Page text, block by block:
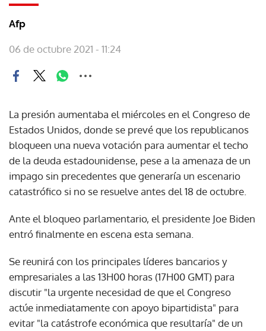
Afp
06 de octubre 2021 - 11:24
La presión aumentaba el miércoles en el Congreso de
Estados Unidos, donde se prevé que los republicanos
bloqueen una nueva votación para aumentar el techo
de la deuda estadounidense, pese a la amenaza de un
impago sin precedentes que generaría un escenario
catastrófico si no se resuelve antes del 18 de octubre.
Ante el bloqueo parlamentario, el presidente Joe Biden
entró finalmente en escena esta semana.
Se reunirá con los principales líderes bancarios y
empresariales a las 13H00 horas (17H00 GMT) para
discutir "la urgente necesidad de que el Congreso
actúe inmediatamente con apoyo bipartidista" para
evitar "la catástrofe económica que resultaría" de un